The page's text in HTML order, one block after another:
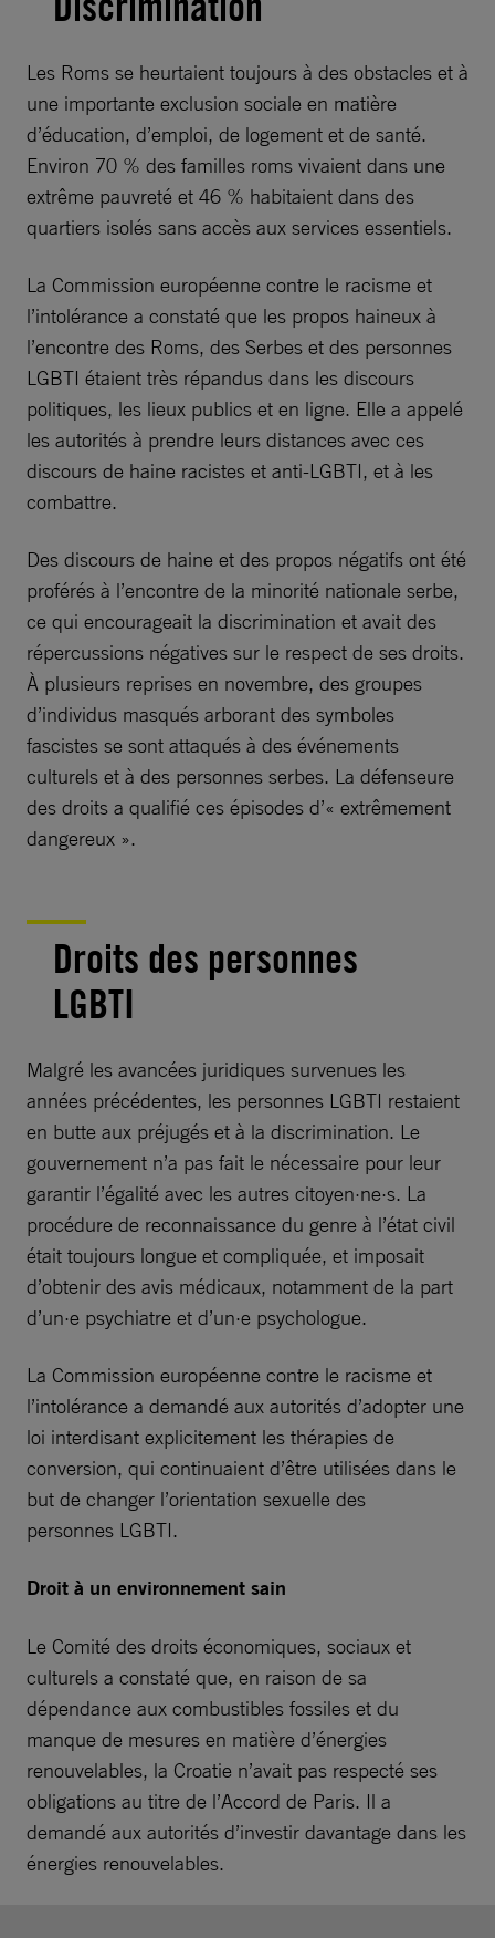
Les Roms se heurtaient toujours à des obstacles et à
une importante exclusion sociale en matière
d’éducation, d’emploi, de logement et de santé.
Environ 70 % des familles roms vivaient dans une
extrême pauvreté et 46 % habitaient dans des
quartiers isolés sans accès aux services essentiels.
La Commission européenne contre le racisme et
l’intolérance a constaté que les propos haineux à
l’encontre des Roms, des Serbes et des personnes
LGBTI étaient très répandus dans les discours
politiques, les lieux publics et en ligne. Elle a appelé
les autorités à prendre leurs distances avec ces
discours de haine racistes et anti-LGBTI, et à les
combattre.
Des discours de haine et des propos négatifs ont été
proférés à l’encontre de la minorité nationale serbe,
ce qui encourageait la discrimination et avait des
répercussions négatives sur le respect de ses droits.
À plusieurs reprises en novembre, des groupes
d’individus masqués arborant des symboles
fascistes se sont attaqués à des événements
culturels et à des personnes serbes. La défenseure
des droits a qualifié ces épisodes d’« extrêmement
dangereux ».
Droits des personnes
LGBTI
Malgré les avancées juridiques survenues les
années précédentes, les personnes LGBTI restaient
en butte aux préjugés et à la discrimination. Le
gouvernement n’a pas fait le nécessaire pour leur
garantir l’égalité avec les autres citoyen·ne·s. La
procédure de reconnaissance du genre à l’état civil
était toujours longue et compliquée, et imposait
d’obtenir des avis médicaux, notamment de la part
d’un·e psychiatre et d’un·e psychologue.
La Commission européenne contre le racisme et
l’intolérance a demandé aux autorités d’adopter une
loi interdisant explicitement les thérapies de
conversion, qui continuaient d’être utilisées dans le
but de changer l’orientation sexuelle des
personnes LGBTI.
Droit à un environnement sain
Le Comité des droits économiques, sociaux et
culturels a constaté que, en raison de sa
dépendance aux combustibles fossiles et du
manque de mesures en matière d’énergies
renouvelables, la Croatie n’avait pas respecté ses
obligations au titre de l’Accord de Paris. Il a
demandé aux autorités d’investir davantage dans les
énergies renouvelables.